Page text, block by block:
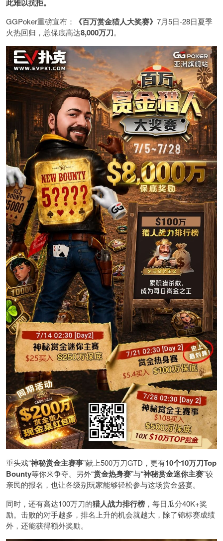
此难以抗拒。
GGPoker重磅宣布： 《百万赏金猎人大奖赛》 7月5日-28日夏季
火热回归，总保底高达8,000万刀。
重头戏“神秘赏金主赛事”献上500万刀GTD，更有10个10万刀Top
Bounty等你来争夺。另外“赏金热身赛”与“神秘赏金迷你主赛”较
亲民的报名，也让各级别玩家能够轻松参与这场赏金盛宴。
同时，还有高达100万刀的猎人战力排行榜 ，每日瓜分40K+奖
励。击败的对手越多，排名上升的机会就越大，除了锦标赛成绩
外，还能获得额外奖励。